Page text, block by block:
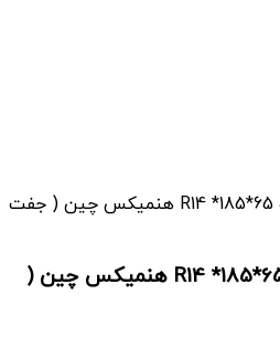
تایر ( لاستیک ) خودرو R14 *185*65 هنمیکس چین ( جفت
تایر ( لاستیک ) خودرو R14 *185*65 هنمیکس چین (